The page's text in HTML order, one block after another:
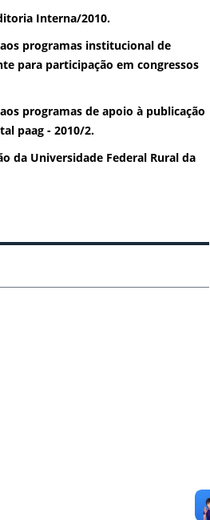
Interna/2010.
programas institucional de
para participação em congressos
programas de apoio à publicação
paag - 2010/2.
da Universidade Federal Rural da